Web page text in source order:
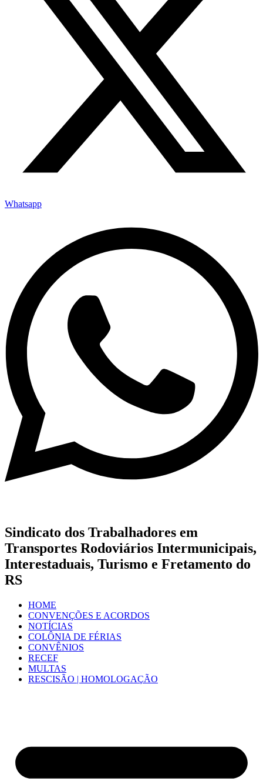
Whatsapp
Sindicato dos Trabalhadores em
Transportes Rodoviários Intermunicipais,
Interestaduais, Turismo e Fretamento do
RS
HOME
CONVENÇÕES E ACORDOS
NOTÍCIAS
COLÔNIA DE FÉRIAS
CONVÊNIOS
RECEF
MULTAS
RESCISÃO | HOMOLOGAÇÃO